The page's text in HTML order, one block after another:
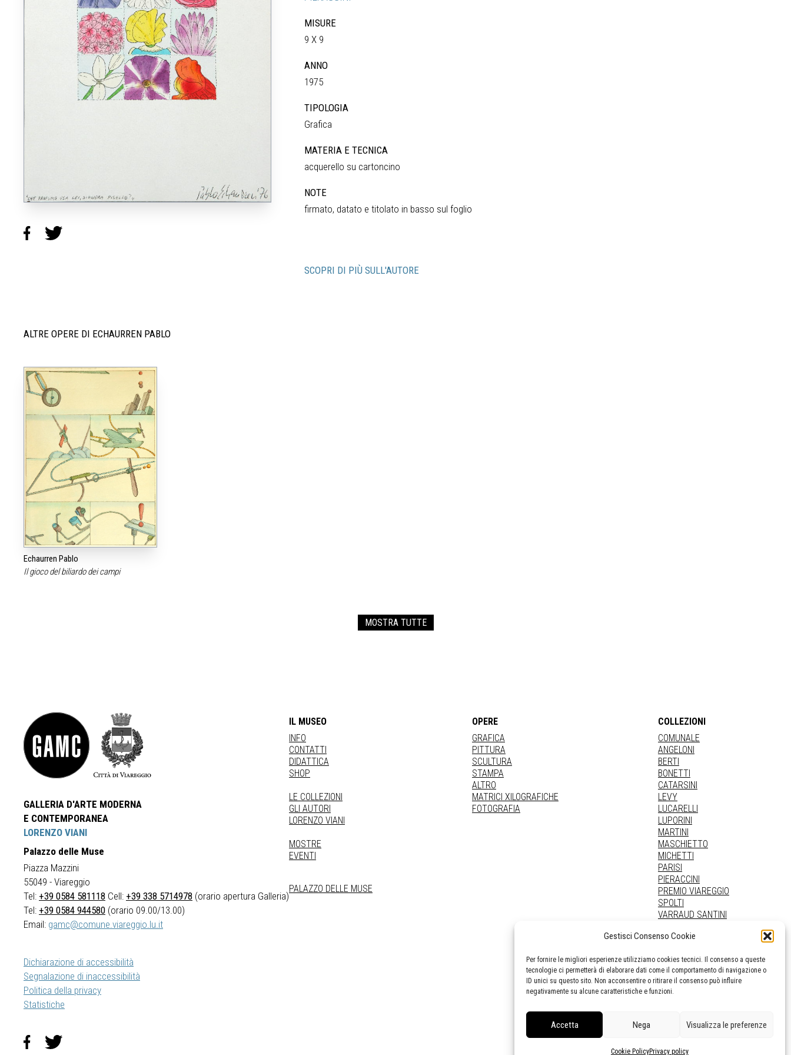
Gestisci Consenso Cookie
Per fornire le migliori esperienze utilizziamo cookies tecnici. Il consenso a queste
tecnologie ci permetterà di elaborare dati come il comportamento di navigazione o
ID unici su questo sito. Non acconsentire o ritirare il consenso può influire
negativamente su alcune caratteristiche e funzioni.
Accetta Nega Visualizza le preferenze
Cookie PolicyPrivacy policy
MISURE
9 X 9
ANNO
1975
TIPOLOGIA
Grafica
MATERIA E TECNICA
acquerello su cartoncino
NOTE
firmato, datato e titolato in basso sul foglio
SCOPRI DI PIÙ SULL'AUTORE
ALTRE OPERE DI ECHAURREN PABLO
Echaurren Pablo
Il gioco del biliardo dei campi
MOSTRA TUTTE
GALLERIA D'ARTE MODERNA
E CONTEMPORANEA
LORENZO VIANI
Palazzo delle Muse
Piazza Mazzini
55049 - Viareggio
Tel: +39 0584 581118 Cell: +39 338 5714978 (orario apertura Galleria)
Tel: +39 0584 944580 (orario 09.00/13.00)
Email: gamc@comune.viareggio.lu.it
Dichiarazione di accessibilità
Segnalazione di inaccessibilità
Politica della privacy
Statistiche
IL MUSEO
INFO
CONTATTI
DIDATTICA
SHOP
LE COLLEZIONI
GLI AUTORI
LORENZO VIANI
MOSTRE
EVENTI
PALAZZO DELLE MUSE
OPERE
GRAFICA
PITTURA
SCULTURA
STAMPA
ALTRO
MATRICI XILOGRAFICHE
FOTOGRAFIA
COLLEZIONI
COMUNALE
ANGELONI
BERTI
BONETTI
CATARSINI
LEVY
LUCARELLI
LUPORINI
MARTINI
MASCHIETTO
MICHETTI
PARISI
PIERACCINI
PREMIO VIAREGGIO
SPOLTI
VARRAUD SANTINI